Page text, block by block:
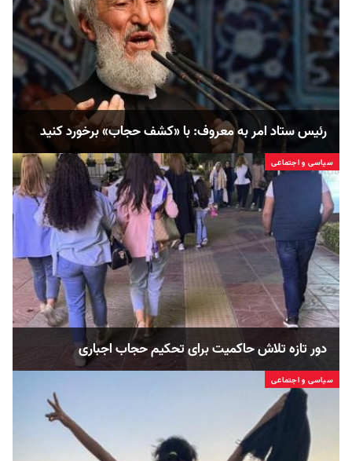
رئیس ستاد امر به معروف: با «کشف حجاب» برخورد کنید
سیاسی و اجتماعی
دور تازه تلاش حاکمیت برای تحکیم حجاب اجباری
سیاسی و اجتماعی